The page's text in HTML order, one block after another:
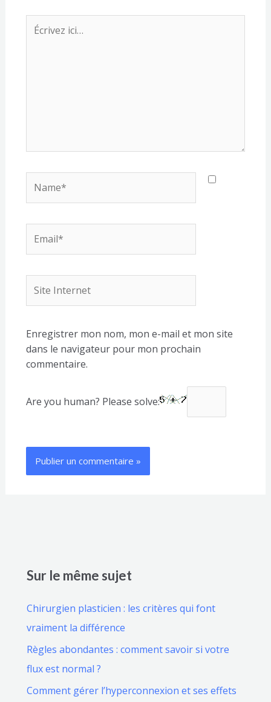
Écrivez
ici…
Internet
Enregistrer mon nom, mon e-mail et mon site
dans le navigateur pour mon prochain
commentaire.
Are you human? Please solve:
Sur le même sujet
Chirurgien plasticien : les critères qui font
vraiment la différence
Règles abondantes : comment savoir si votre
flux est normal ?
Comment gérer l’hyperconnexion et ses effets